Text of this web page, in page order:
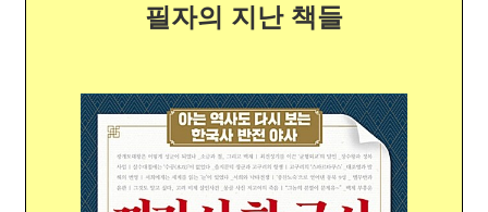
필자의 지난 책들